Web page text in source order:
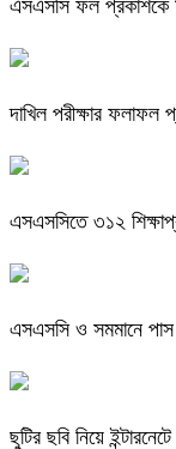
এসএসসি ফল প্রকাশকে
দাখিল পরীক্ষার
এসএসসিতে ৩১২
এসএসসি ও সমমানে
ছুটির ছবি নিয়ে